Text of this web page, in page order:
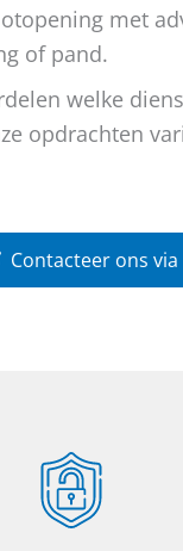
met
of pand.
welke
opdrachten
Contacteer ons